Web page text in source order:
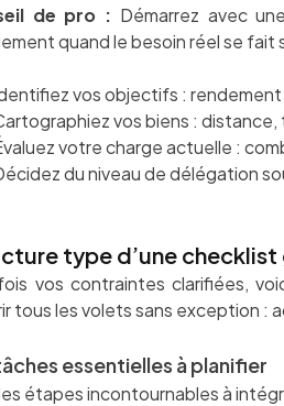
de pro : Démarrez avec
quand le besoin réel se
vos objectifs :
vos biens :
votre charge actuelle :
du niveau de délégation
type d’une
vos contraintes clarifiées,
tous les volets sans exception :
essentielles à planifier
étapes incontournables à